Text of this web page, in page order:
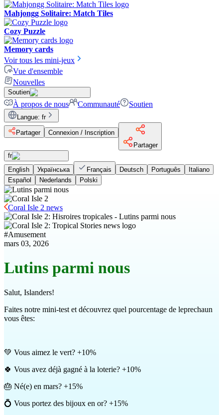
Mahjongg Solitaire: Match Tiles
Cozy Puzzle
Memory cards
Voir tous les mini-jeux
Vue d'ensemble
Nouvelles
Soutien
À propos de nous Communauté Soutien
Langue: fr
Partager
Connexion / Inscription
Partager
fr
English
Українська Français Deutsch Português
Italiano
Español
Nederlands Polski
Coral Isle 2 news
#Amusement
mars 03, 2026
Lutins parmi nous
Salut, Islanders!
Faites notre mini-test et découvrez quel pourcentage de leprechaun
vous êtes:
💚 Vous aimez le vert? +10%
🍀 Vous avez déjà gagné à la loterie? +10%
🎂 Né(e) en mars? +15%
💍 Vous portez des bijoux en or? +15%